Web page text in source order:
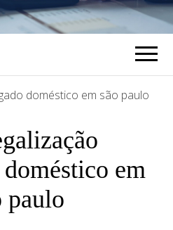
doméstico em são paulo
em
paulo